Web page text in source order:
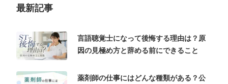
最新記事
言語聴覚士になって後悔する理由は？原
因の見極め方と辞める前にできること
薬剤師の仕事にはどんな種類がある？公